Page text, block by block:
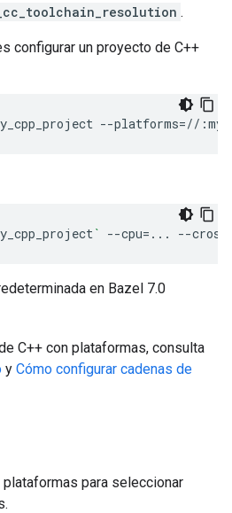
.
configurar un proyecto de C++
--platforms=//
` --cpu= ... --
en Bazel 7.0
C++ con plataformas, consulta
y Cómo configurar cadenas de
para seleccionar